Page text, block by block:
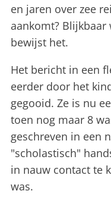
en jaren over zee
aankomt? Blijkbaar
bewijst het.
Het bericht in een
eerder door het
gegooid. Ze is nu
toen nog maar 8
geschreven in een
"scholastisch"
in nauw contact te
was.